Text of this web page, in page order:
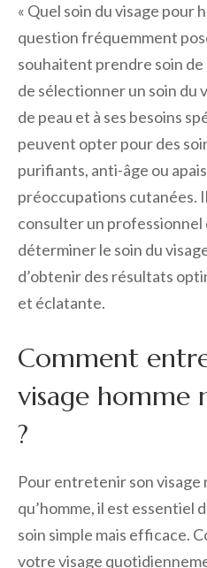
« Quel soin du visage pour
question fréquemment
souhaitent prendre soin
de sélectionner un soin du
de peau et à ses besoins
peuvent opter pour des
purifiants, anti-âge ou
préoccupations cutanées.
consulter un professionnel
déterminer le soin du
d’obtenir des résultats
et éclatante.
Comment
visage homme
?
Pour entretenir son
qu’homme, il est essentiel
soin simple mais efficace.
votre visage